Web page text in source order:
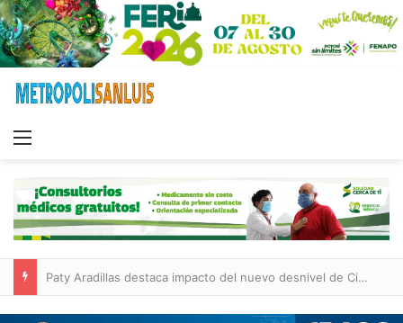
Paty Aradillas destaca impacto del nuevo desnivel de Circuito Potosí en la movilidad de Villa de Pozos